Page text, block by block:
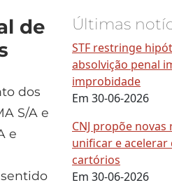
de
dos
S/A e
e
Últimas
STF restringe
absolvição penal
improbidade
Em 30-06-2026
CNJ propõe
unificar e acelerar
cartórios
Em 30-06-2026